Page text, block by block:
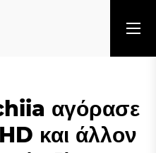
αγόρασε
και άλλον